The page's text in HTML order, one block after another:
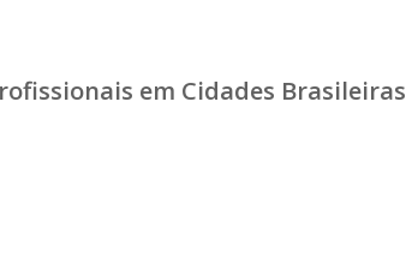
em Cidades Brasileiras